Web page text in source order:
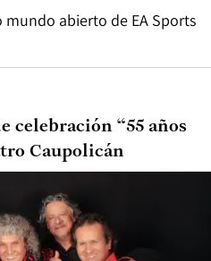
mundo abierto de EA Sports
celebración “55 años
Caupolicán